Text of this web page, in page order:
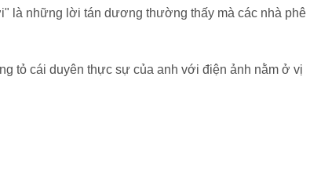
là những lời tán dương thường thấy mà các nhà phê
tỏ cái duyên thực sự của anh với điện ảnh nằm ở vị